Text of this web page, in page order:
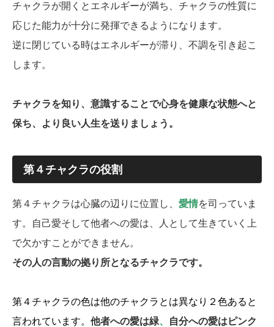
チャクラが開くとエネルギーが満ち、チャクラの性質に
応じた能力が十分に発揮できるようになります。
逆に閉じている時はエネルギーが滞り、不調を引き起こ
します。
チャクラを知り、意識することで心身を健康な状態へと
保ち、より良い人生を送りましょう。
第４チャクラの役割
第４チャクラは心臓の辺りに位置し、 愛情を司っていま
す。自己愛そして他者への愛は、人として生きていく上
で欠かすことができません。
その人の言動の拠り所となるチャクラです。
第４チャクラの色は他のチャクラとは異なり２色あると
言われています。 他者への愛は緑、 自分への愛はピンク